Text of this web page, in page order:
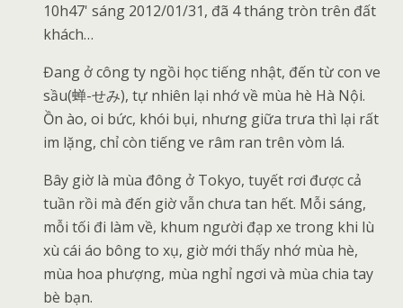
10h47' sáng 2012/01/31, đã 4 tháng tròn trên đất
khách…
Đang ở công ty ngồi học tiếng nhật, đến từ con ve
sầu(蝉-せみ), tự nhiên lại nhớ về mùa hè Hà Nội.
Ồn ào, oi bức, khói bụi, nhưng giữa trưa thì lại rất
im lặng, chỉ còn tiếng ve râm ran trên vòm lá.
Bây giờ là mùa đông ở Tokyo, tuyết rơi được cả
tuần rồi mà đến giờ vẫn chưa tan hết. Mỗi sáng,
mỗi tối đi làm về, khum người đạp xe trong khi lù
xù cái áo bông to xụ, giờ mới thấy nhớ mùa hè,
mùa hoa phượng, mùa nghỉ ngơi và mùa chia tay
bè bạn.